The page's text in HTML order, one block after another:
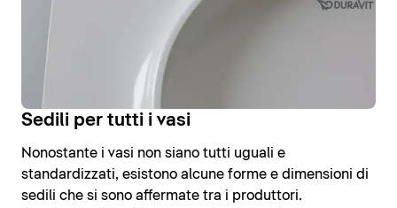
Sedili per tutti i vasi
Nonostante i vasi non siano tutti uguali e
standardizzati, esistono alcune forme e dimensioni di
sedili che si sono affermate tra i produttori.